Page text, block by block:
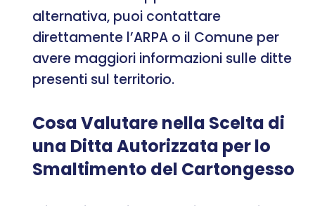
alternativa, puoi contattare
direttamente l’ARPA o il Comune per
avere maggiori informazioni sulle ditte
presenti sul territorio.
Cosa Valutare nella Scelta di
una Ditta Autorizzata per lo
Smaltimento del Cartongesso